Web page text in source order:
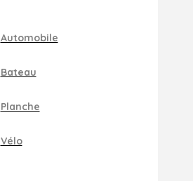
Automobile
Bateau
Planche
Vélo